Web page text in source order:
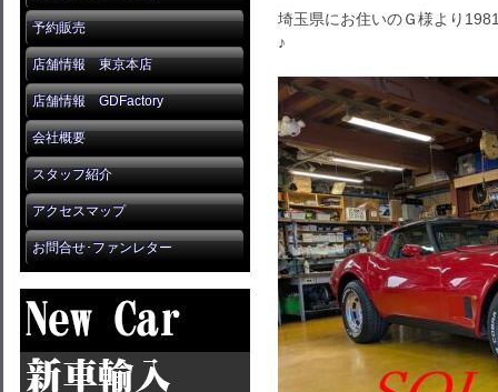
予約販売
店舗情報 東京本店
店舗情報 GDFactory
会社概要
スタッフ紹介
アクセスマップ
お問合せ･ファンレター
埼玉県にお住いのＧ様より
♪